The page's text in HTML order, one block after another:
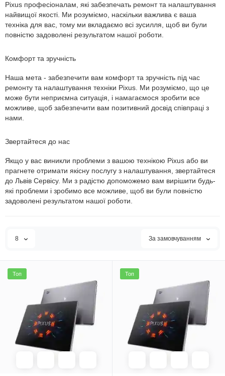
Pixus професіоналам, які забезпечать ремонт та налаштування
найвищої якості. Ми розуміємо, наскільки важлива є ваша
техніка для вас, тому ми вкладаємо всі зусилля, щоб ви були
повністю задоволені результатом нашої роботи.
Комфорт та зручність
Наша мета - забезпечити вам комфорт та зручність під час
ремонту та налаштування техніки Pixus. Ми розуміємо, що це
може бути неприємна ситуація, і намагаємося зробити все
можливе, щоб забезпечити вам позитивний досвід співпраці з
нами.
Звертайтеся до нас
Якщо у вас виникли проблеми з вашою технікою Pixus або ви
прагнете отримати якісну послугу з налаштування, звертайтеся
до Львів Сервісу. Ми з радістю допоможемо вам вирішити будь-
які проблеми і зробимо все можливе, щоб ви були повністю
задоволені результатом нашої роботи.
8 За замовчуванням
Топ Топ